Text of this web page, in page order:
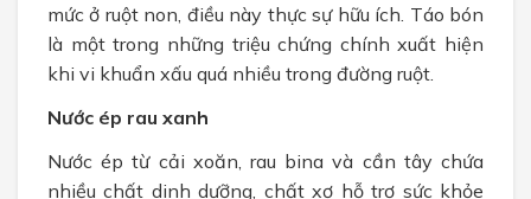
mức ở ruột non, điều này thực sự hữu ích. Táo bón
là một trong những triệu chứng chính xuất hiện
khi vi khuẩn xấu quá nhiều trong đường ruột.
Nước ép rau xanh
Nước ép từ cải xoăn, rau bina và cần tây chứa
nhiều chất dinh dưỡng, chất xơ hỗ trợ sức khỏe